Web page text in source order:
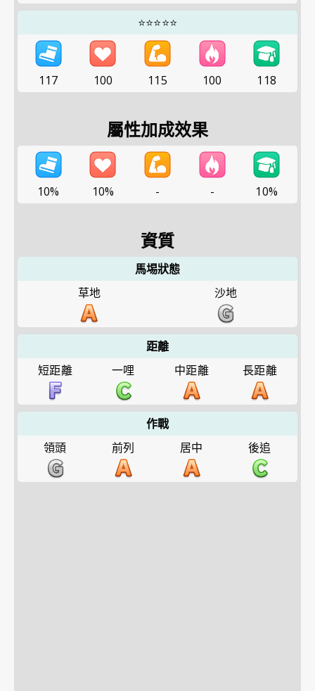
⭐⭐⭐⭐⭐
117 100 115 100 118
屬性加成效果
10% 10% - - 10%
資質
馬埸狀態
草地
沙地
距離
短距離
一哩 中距離 長距離
作戰
領頭
前列 居中 後追